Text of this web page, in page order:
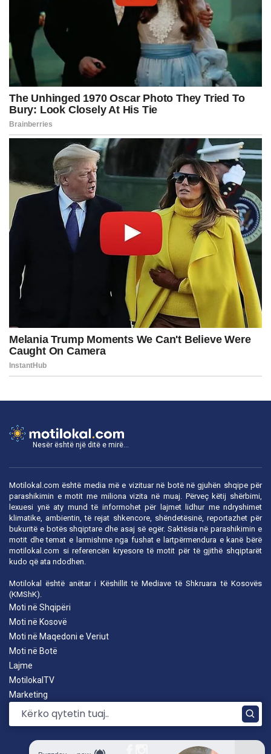
Nesër është një ditë e mirë...
Motilokal.com është media më e vizituar në botë në gjuhën shqipe për
parashikimin e motit me miliona vizita në muaj. Përveç këtij shërbimi,
lexuesi ynë aty mund të informohet për lajmet lidhur me ndryshimet
klimatike, ambientin, të rejat shkencore, shëndetësinë, reportazhet për
bukuritë e botës shqiptare dhe asaj së egër. Saktësia në parashikimin e
motit dhe temat e larmishme nga fushat e lartpërmendura e kanë bërë
motilokal.com si referencën kryesore të motit për të gjithë shqiptarët
kudo që ata ndodhen.
Motilokal është anëtar i Këshillit të Mediave të Shkruara të Kosovës
(KMShK).
Moti në Shqipëri
Moti në Kosovë
Moti në Maqedoni e Veriut
Moti në Botë
Lajme
MotilokalTV
Marketing